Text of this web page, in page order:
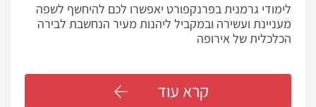
קרא עוד
לימודי גרמנית בפרנקפורט יאפשרו לכם להיחשף לשפה
מעניינת ועשירה ובמקביל ליהנות מעיר הנחשבת לבירה
הכלכלית של אירופה